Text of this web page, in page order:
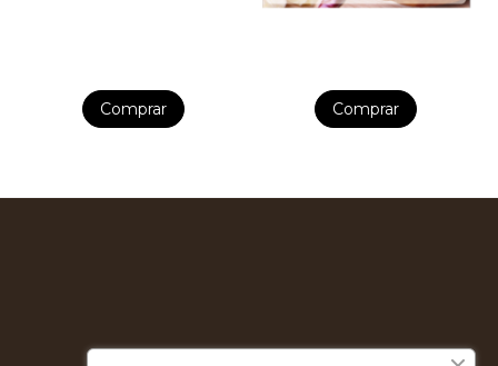
Comprar Comprar